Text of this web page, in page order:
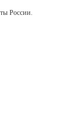
России.